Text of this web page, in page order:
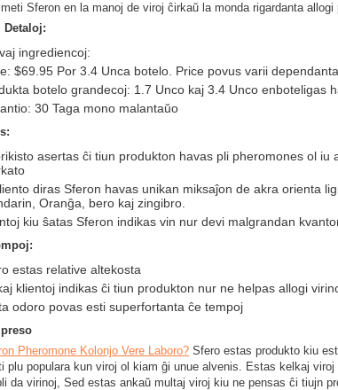
Sferon en la manoj de viroj ĉirkaŭ la monda rigardanta allogi
Detaloj:
ingrediencoj:
$69.95 Por 3.4 Unca botelo. Price povus varii
botelo grandecoj: 1.7 Unco kaj 3.4 Unco enboteligas
30 Taga mono malantaŭo
asertas ĉi tiun produkton havas pli pheromones ol iu
diras Sferon havas unikan miksaĵon de akra orienta
Oranĝa, bero kaj zingibro.
kiu ŝatas Sferon indikas vin nur devi malgrandan
estas relative altekosta
klientoj indikas ĉi tiun produkton nur ne helpas allogi
odoro povas esti superfortanta ĉe tempoj
Pheromone Kolonjo Vere Laboro? Sfero estas produkto kiu
plu populara kun viroj ol kiam ĝi unue alvenis. Estas kelkaj
da virinoj, Sed estas ankaŭ multaj viroj kiu ne pensas ĉi tiujn